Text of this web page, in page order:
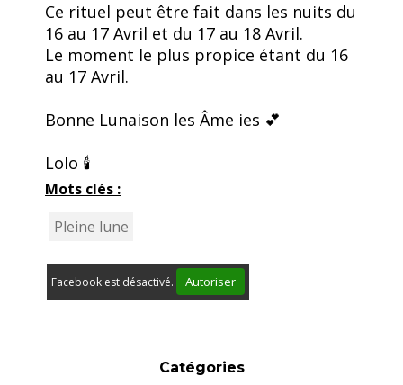
Ce rituel peut être fait dans les nuits du
16 au 17 Avril et du 17 au 18 Avril.
Le moment le plus propice étant du 16
au 17 Avril.
Bonne Lunaison les Âme ies 💕
Lolo 🕯️
Mots clés :
Pleine lune
Facebook est désactivé. Autoriser
Catégories